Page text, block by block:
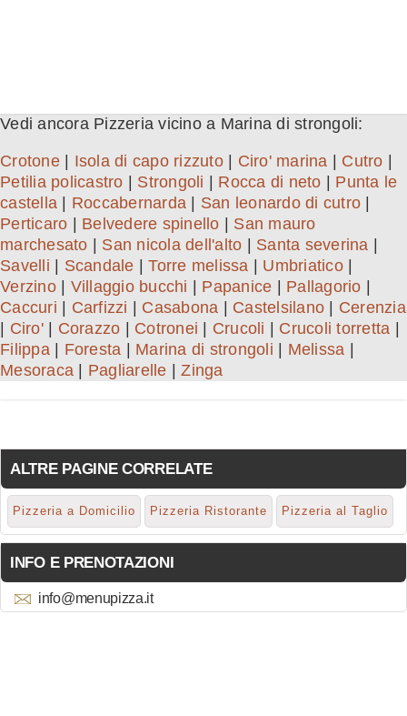
Vedi ancora Pizzeria vicino a Marina di strongoli:
Crotone| Isola di capo rizzuto| Ciro' marina Cutro
Petilia policastro
Strongoli Rocca di neto
Punta le
castella
Roccabernarda San leonardo di cutro
Perticaro
Belvedere spinello
San mauro
marchesato
San nicola dell'alto Santa severina
Savelli
Scandale |Torre melissa Umbriatico|
Verzino| Villaggio bucchi Papanice Pallagorio
Caccuri
Carfizzi Casabona Castelsilano
Cerenzia
Ciro'| Corazzo Cotronei Crucoli Crucoli torretta
Filippa| Foresta Marina di strongoli Melissa
Mesoraca
Pagliarelle |Zinga
ALTRE PAGINE CORRELATE
Pizzeria a Domicilio Pizzeria Ristorante Pizzeria al Taglio
INFO E PRENOTAZIONI
info@menupizza.it